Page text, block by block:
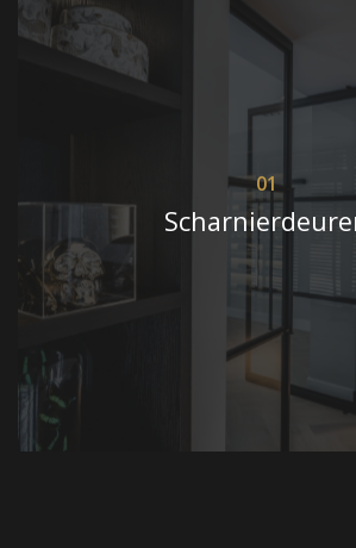
01